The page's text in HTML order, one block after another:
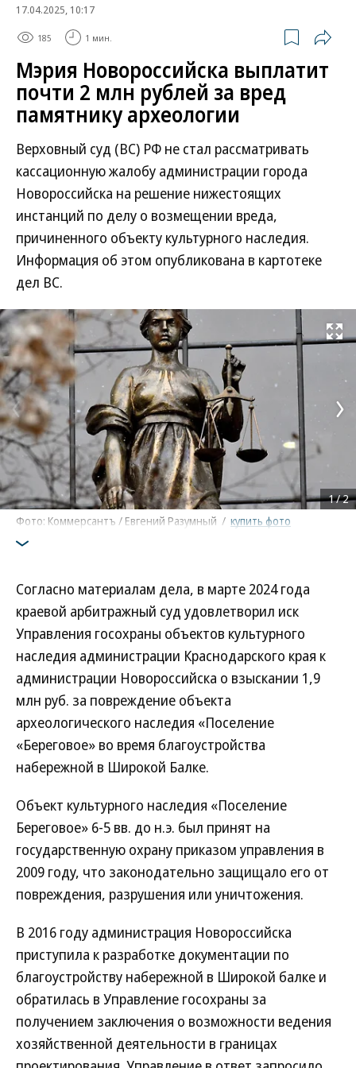
17.04.2025, 10:17
185 1 мин.
Мэрия Новороссийска выплатит
почти 2 млн рублей за вред
памятнику археологии
Верховный суд (ВС) РФ не стал рассматривать
кассационную жалобу администрации города
Новороссийска на решение нижестоящих
инстанций по делу о возмещении вреда,
причиненного объекту культурного наследия.
Информация об этом опубликована в картотеке
дел ВС.
Развернуть
Фото: Коммерсантъ / Евгений Разумный / купить фото
1/2
Согласно материалам дела, в марте 2024 года
краевой арбитражный суд удовлетворил иск
Управления госохраны объектов культурного
наследия администрации Краснодарского края к
администрации Новороссийска о взыскании 1,9
млн руб. за повреждение объекта
археологического наследия «Поселение
«Береговое» во время благоустройства
набережной в Широкой Балке.
Объект культурного наследия «Поселение
Береговое» 6-5 вв. до н.э. был принят на
государственную охрану приказом управления в
2009 году, что законодательно защищало его от
повреждения, разрушения или уничтожения.
В 2016 году администрация Новороссийска
приступила к разработке документации по
благоустройству набережной в Широкой балке и
обратилась в Управление госохраны за
получением заключения о возможности ведения
хозяйственной деятельности в границах